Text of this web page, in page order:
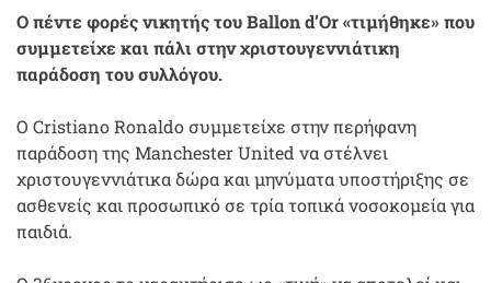
Ο πέντε φορές νικητής του Ballon d’Or «τιμήθηκε» που
συμμετείχε και πάλι στην χριστουγεννιάτικη
παράδοση του συλλόγου.
Ο Cristiano Ronaldo συμμετείχε στην περήφανη
παράδοση της Manchester United να στέλνει
χριστουγεννιάτικα δώρα και μηνύματα υποστήριξης σε
ασθενείς και προσωπικό σε τρία τοπικά νοσοκομεία για
παιδιά.